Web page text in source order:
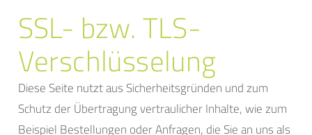
SSL- bzw. TLS-
Verschlüsselung
Diese Seite nutzt aus Sicherheitsgründen und zum
Schutz der Übertragung vertraulicher Inhalte, wie zum
Beispiel Bestellungen oder Anfragen, die Sie an uns als